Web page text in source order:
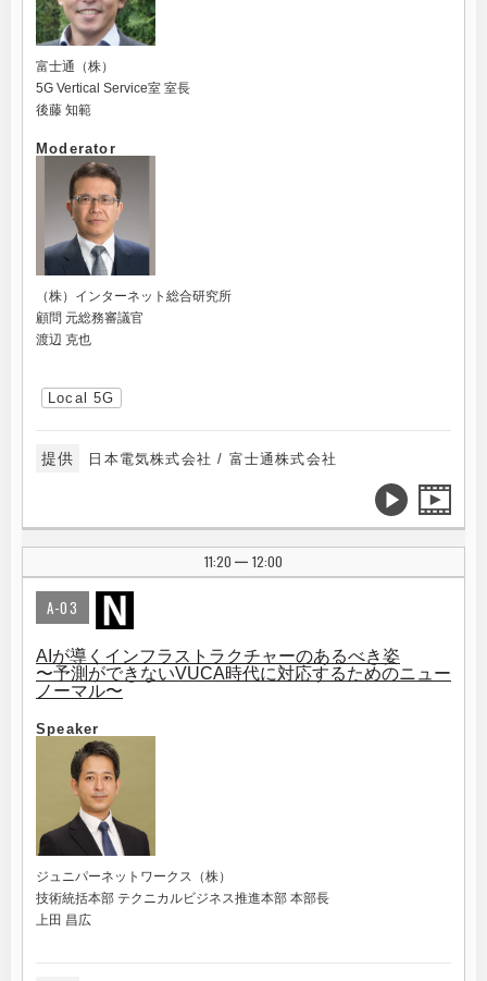
富士通（株）
5G Vertical Service室 室長
後藤 知範
Moderator
（株）インターネット総合研究所
顧問 元総務審議官
渡辺 克也
Local 5G
提供 日本電気株式会社 / 富士通株式会社
11:20 | 12:00
A-03
AIが導くインフラストラクチャーのあるべき姿
〜予測ができないVUCA時代に対応するためのニュー
ノーマル〜
Speaker
ジュニパーネットワークス（株）
技術統括本部 テクニカルビジネス推進本部 本部長
上田 昌広